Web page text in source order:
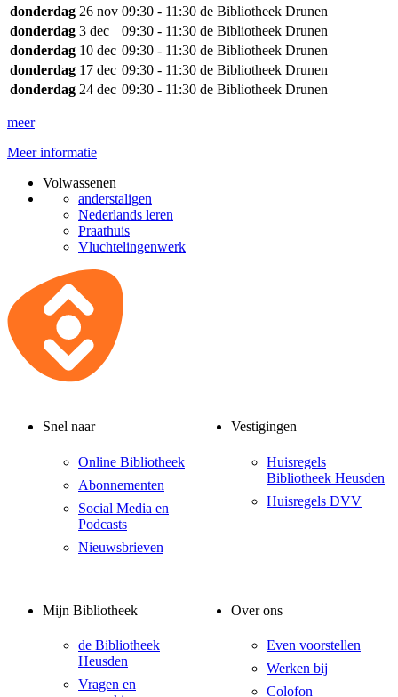
donderdag 26 nov 09:30 - 11:30 de Bibliotheek Drunen
donderdag 3 dec 09:30 - 11:30 de Bibliotheek Drunen
donderdag 10 dec 09:30 - 11:30 de Bibliotheek Drunen
donderdag 17 dec 09:30 - 11:30 de Bibliotheek Drunen
donderdag 24 dec 09:30 - 11:30 de Bibliotheek Drunen
meer
Meer informatie
Volwassenen
anderstaligen
Nederlands leren
Praathuis
Vluchtelingenwerk
Snel naar
Online Bibliotheek
Abonnementen
Social Media en
Podcasts
Nieuwsbrieven
Vestigingen
Huisregels
Bibliotheek Heusden
Huisregels DVV
Mijn Bibliotheek
de Bibliotheek
Heusden
Vragen en
Over ons
Even voorstellen
Werken bij
Colofon